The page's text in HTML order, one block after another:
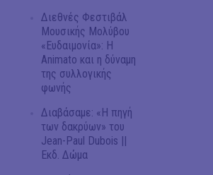
Διεθνές Φεστιβάλ
Μουσικής Μολύβου
«Ευδαιμονία»: Η
Animato και η δύναμη
της συλλογικής
φωνής
Διαβάσαμε: «Η πηγή
των δακρύων» του
Jean-Paul Dubois ||
Εκδ. Δώμα